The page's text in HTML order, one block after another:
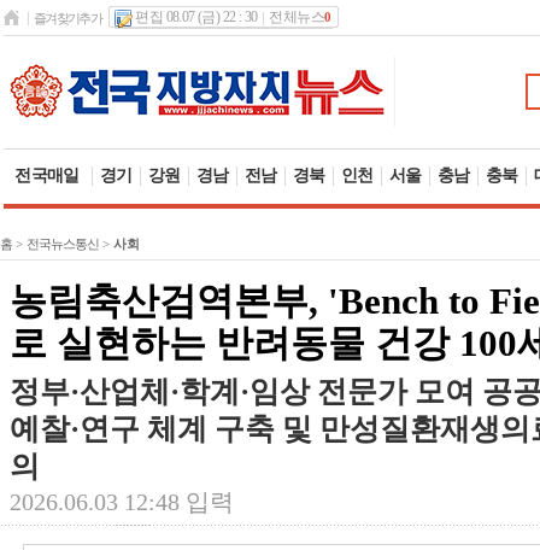
즐겨찾기추가 편집 08.07 (금) 22 : 30 전체뉴스0
전국매일 경기 강원 경남 전남 경북 인천 서울 충남 충북
홈 > 전국뉴스통신 > 사회
농림축산검역본부, 'Bench to
로 실현하는 반려동물 건강 100
정부·산업체·학계·임상 전문가 모여 공
예찰·연구 체계 구축 및 만성질환재생
의
2026.06.03 12:48 입력